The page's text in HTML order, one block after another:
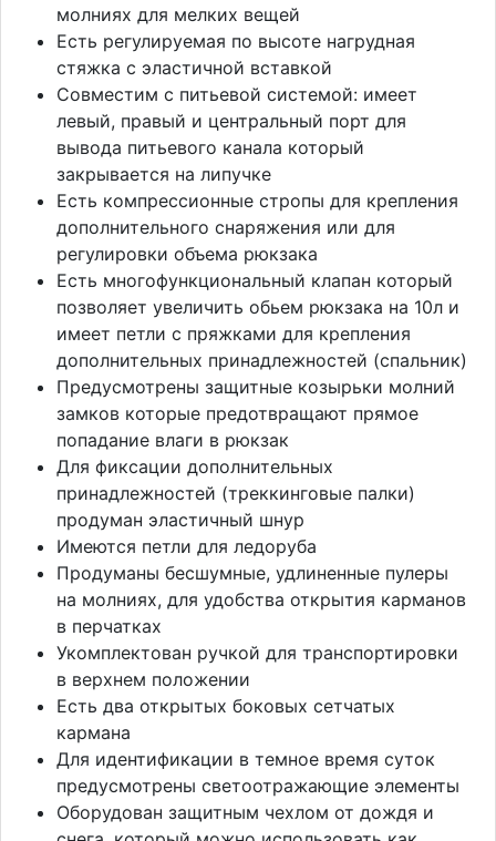
молниях для мелких вещей
Есть регулируемая по высоте нагрудная
стяжка с эластичной вставкой
Совместим с питьевой системой: имеет
левый, правый и центральный порт для
вывода питьевого канала который
закрывается на липучке
Есть компрессионные стропы для крепления
дополнительного снаряжения или для
регулировки объема рюкзака
Есть многофункциональный клапан который
позволяет увеличить обьем рюкзака на 10л и
имеет петли с пряжками для крепления
дополнительных принадлежностей (спальник)
Предусмотрены защитные козырьки молний
замков которые предотвращают прямое
попадание влаги в рюкзак
Для фиксации дополнительных
принадлежностей (треккинговые палки)
продуман эластичный шнур
Имеются петли для ледоруба
Продуманы бесшумные, удлиненные пулеры
на молниях, для удобства открытия карманов
в перчатках
Укомплектован ручкой для транспортировки
в верхнем положении
Есть два открытых боковых сетчатых
кармана
Для идентификации в темное время суток
предусмотрены светоотражающие элементы
Оборудован защитным чехлом от дождя и